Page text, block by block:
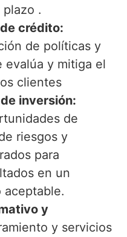
.
crédito:
de políticas y
evalúa y mitiga el
clientes
inversión:
de
riesgos y
para
en un
y
y servicios